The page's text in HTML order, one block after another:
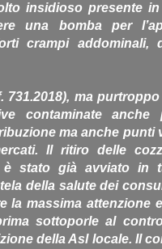
insidioso presente
una bomba per
crampi addominali,
731.2018), ma
contaminate anche
ma anche punti
Il ritiro delle
è stato già avviato in
della salute dei
la massima attenzione
sottoporle al
della Asl locale. Il